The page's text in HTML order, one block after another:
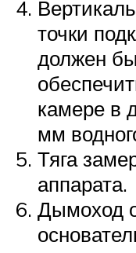
точки
должен
камере в
мм
Тяга
аппарата.
Дымоход